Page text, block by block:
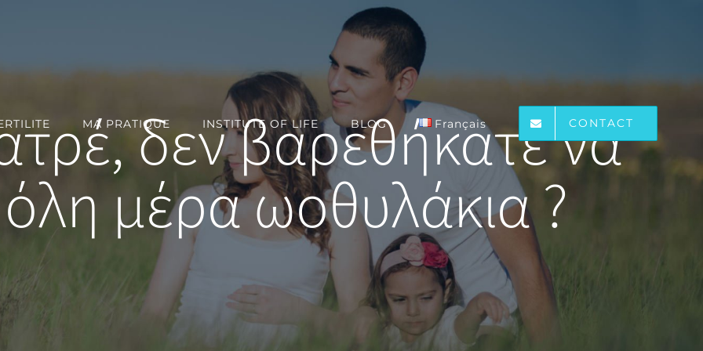
MA PRATIQUE INSTITUTE OF LIFE BLOG Français CONTACT
δεν βαρεθήκατε να
μέρα ωοθυλάκια ?